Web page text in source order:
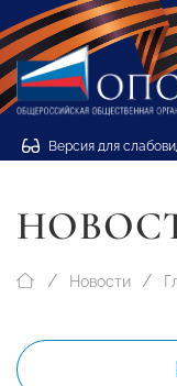
Версия для
Новости